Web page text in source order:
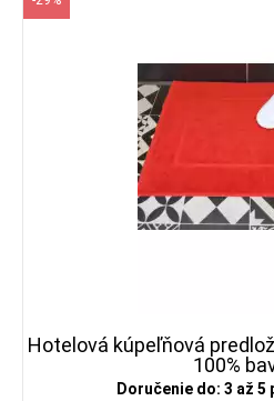
Hotelová kúpeľňová
100%
Doručenie do: 3 až 5